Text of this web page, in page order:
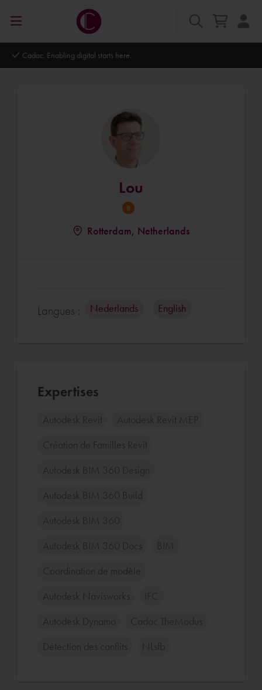
Autodesk Platinum Partner
Lou
Rotterdam, Netherlands
Langues : Nederlands English
Expertises
Autodesk Revit Autodesk Revit MEP
Création de Familles Revit
Autodesk BIM 360 Design
Autodesk BIM 360 Build
Autodesk BIM 360
Autodesk BIM 360 Docs BIM
Coordination de modèle
Autodesk Navisworks IFC
Autodesk Dynamo Cadac TheModus
Détection des conflits NLsfb